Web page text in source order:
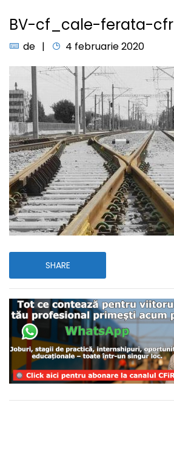
BV-cf_cale-ferata-cfr
de 4 februarie 2020
SHARE